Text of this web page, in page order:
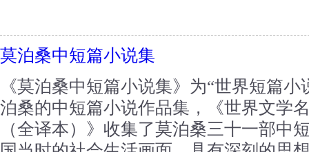
莫泊桑中短篇小说集
《莫泊桑中短篇小说集》为“世界短篇
泊桑的中短篇小说作品集，《世界文学
（全译本）》收集了莫泊桑三十一部中